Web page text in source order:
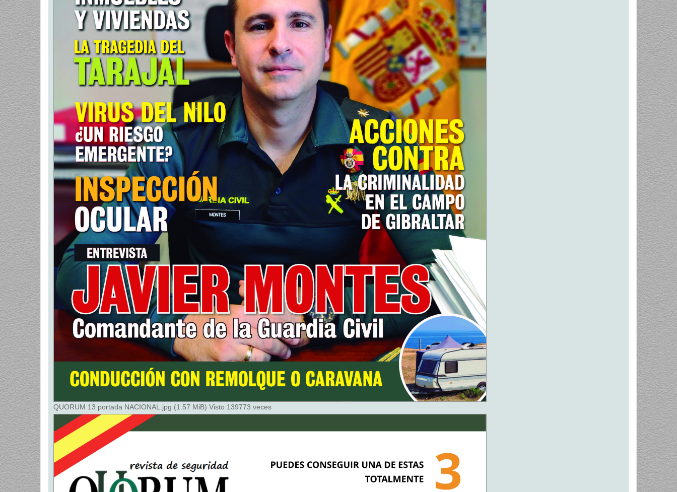
QUORUM 13 portada NACIONAL.jpg (1.57 MiB) Visto 139773 veces